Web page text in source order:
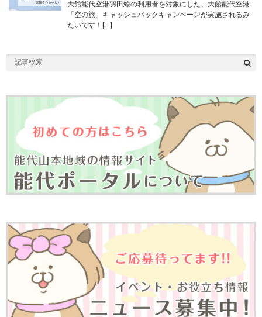
大館能代空港羽田線の利用者を対象にした、大館能代空港
「空の旅」キャッシュバックキャンペーンが実施されるみ
たいです！[…]